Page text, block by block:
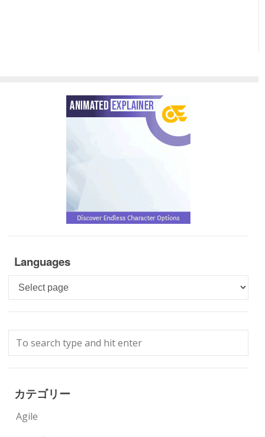
Languages
Languages
カテゴリー
Agile